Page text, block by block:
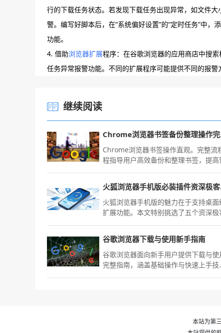
行的下载任务状态。若发现下载任务出现异常，如文件
警。编写好脚本后，在“系统偏好设置”的“定时任务”中
功能。
4. 借助浏览器扩展程序：在谷歌浏览器的应用商店中搜
任务异常报警功能。不同的扩展程序可能提供不同的报
继续阅读
Chrome浏览器书签操作直观。完整流
程指导用户高效备份和整理书签，提高
火狐
火狐浏览器手机版的魅力在于支持桌面
扩展功能。本文特别挑选了五个资深极
个性化配置，极大提升移动端的网页浏览
专业度与操作效率。
谷歌浏览器下载与使用新手指南
谷歌浏览器面向新手用户提供下载与使
完整指南，涵盖基础操作与快速上手技
本站为第